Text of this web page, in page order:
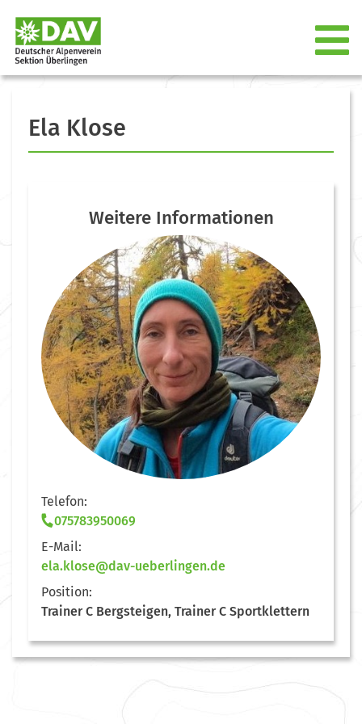
Ela Klose
Weitere Informationen
Telefon:
075783950069
E-Mail:
ela.klose@dav-ueberlingen.de
Position:
Trainer C Bergsteigen, Trainer C Sportklettern